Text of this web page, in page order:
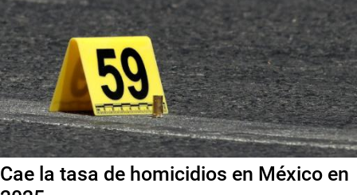
Cae la tasa de homicidios en México en